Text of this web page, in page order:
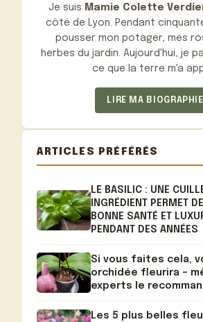
Je suis Mamie Colette
côté de Lyon. Pendant
pousser mon potager, mes
herbes du jardin. Aujourd'hui, je
ce que la terre m'a
LIRE MA BIOGRAPHIE
ARTICLES PRÉFÉRÉS
LE BASILIC : UNE
INGRÉDIENT PERMET
BONNE SANTÉ ET
PENDANT DES ANNÉES
Si vous faites cela,
orchidée fleurira –
experts le
Les 5 plus belles